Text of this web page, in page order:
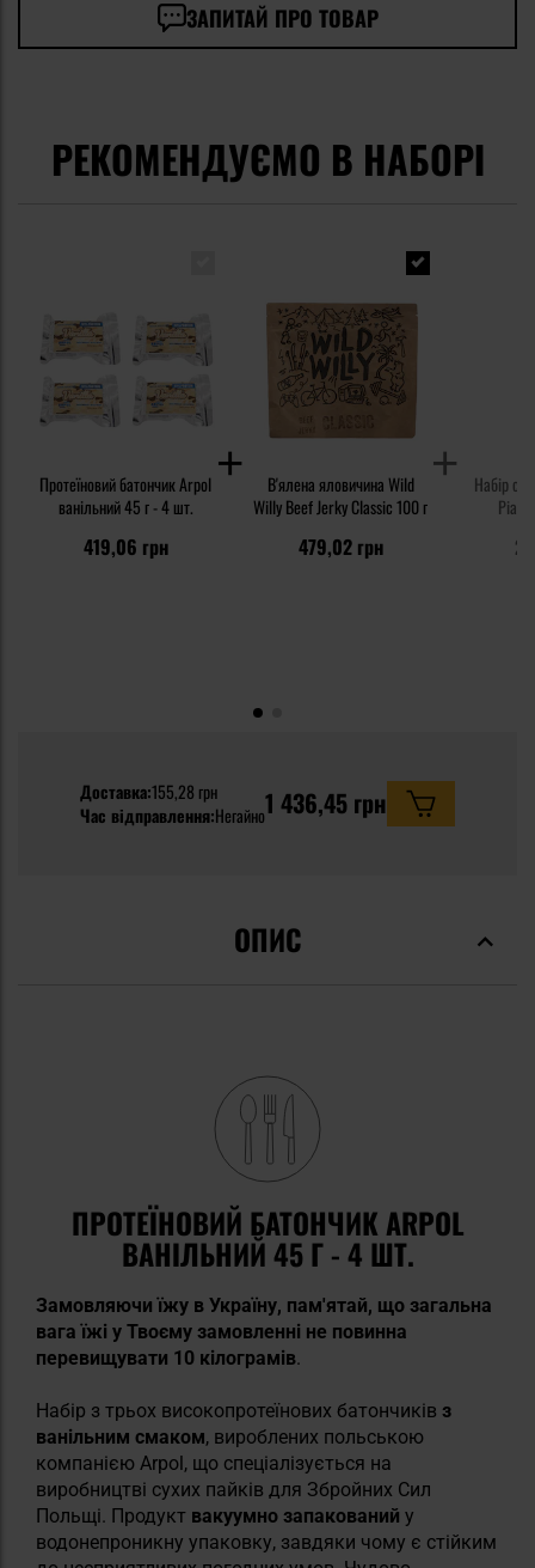
ЗАПИТАЙ ПРО ТОВАР
РЕКОМЕНДУЄМО В НАБОРІ
Протеїновий батончик Arpol
ванільний 45 г - 4 шт.
419,06 грн
В'ялена яловичина Wild
Willy Beef Jerky Classic 100 г
479,02 грн
Набір
Piast
Доставка:155,28 грн
Час відправлення:Негайно1 436,45 грн
ОПИС
ПРОТЕЇНОВИЙ БАТОНЧИК ARPOL
ВАНІЛЬНИЙ 45 Г - 4 ШТ.
Замовляючи їжу в Україну, пам'ятай, що загальна
вага їжі у Твоєму замовленні не повинна
перевищувати 10 кілограмів.
Набір з трьох високопротеїнових батончиків з
ванільним смаком, вироблених польською
компанією Arpol, що спеціалізується на
виробництві сухих пайків для Збройних Сил
Польщі. Продукт вакуумно запакований у
водонепроникну упаковку, завдяки чому є стійким